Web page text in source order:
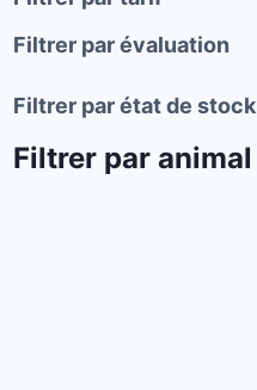
Filtrer par évaluation
Filtrer par état de stock
Filtrer par animal